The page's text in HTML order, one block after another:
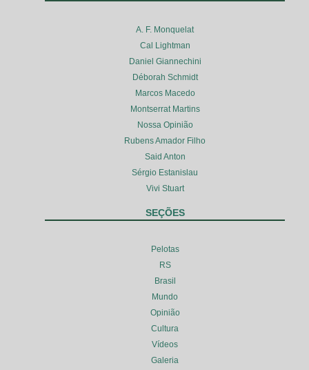
A. F. Monquelat
Cal Lightman
Daniel Giannechini
Déborah Schmidt
Marcos Macedo
Montserrat Martins
Nossa Opinião
Rubens Amador Filho
Said Anton
Sérgio Estanislau
Vivi Stuart
SEÇÕES
Pelotas
RS
Brasil
Mundo
Opinião
Cultura
Vídeos
Galeria